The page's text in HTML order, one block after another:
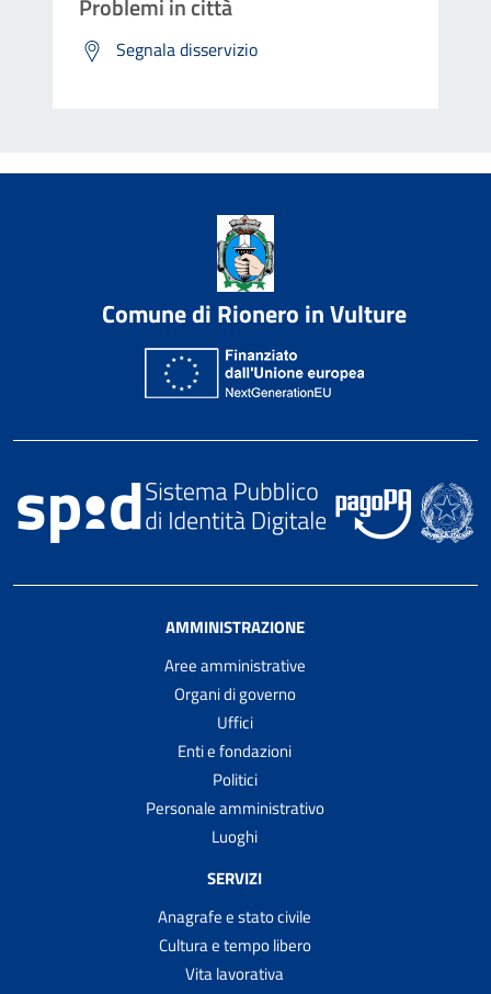
Problemi in città
Segnala disservizio
Comune di Rionero in Vulture
AMMINISTRAZIONE
Aree amministrative
Organi di governo
Uffici
Enti e fondazioni
Politici
Personale amministrativo
Luoghi
SERVIZI
Anagrafe e stato civile
Cultura e tempo libero
Vita lavorativa